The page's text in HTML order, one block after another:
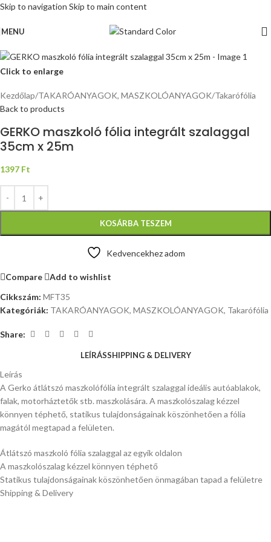
Skip to navigation Skip to main content
MENU
Click to enlarge
Kezdőlap/TAKARÓANYAGOK, MASZKOLÓANYAGOK/Takarófólia
Back to products
GERKO maszkoló fólia integrált szalaggal
35cm x 25m
1397 Ft
KOSÁRBA TESZEM
Kedvencekhez adom
Compare
Add to wishlist
Cikkszám: MFT35
Kategóriák: TAKARÓANYAGOK, MASZKOLÓANYAGOK, Takarófólia
Share:
LEÍRÁSSHIPPING & DELIVERY
Leírás
A Gerko átlátszó maszkolófólia integrált szalaggal ideális autóablakok,
falak, motorháztetők stb. maszkolására. A maszkolószalag kézzel
könnyen téphető, statikus tulajdonságainak köszönhetően a fólia
magától megtapad a felületen.
Átlátszó maszkoló fólia szalaggal az egyik oldalon
A maszkolószalag kézzel könnyen téphető
Statikus tulajdonságainak köszönhetően önmagában tapad a felületre
Shipping & Delivery